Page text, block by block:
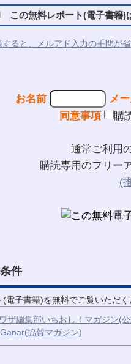
この無料レポート(電子書籍)
ると、メルアド入力の手間が
お名前
メ
同意事項
購
通常ご利用
購読専用のフリー
(
件
(電子書籍)を無料でご覧いただ
ザ編集部いちおし！マガジン(
協賛マガジン)